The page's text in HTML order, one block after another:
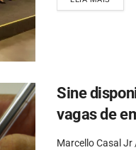
Sine
vagas de
Marcello Casal Jr